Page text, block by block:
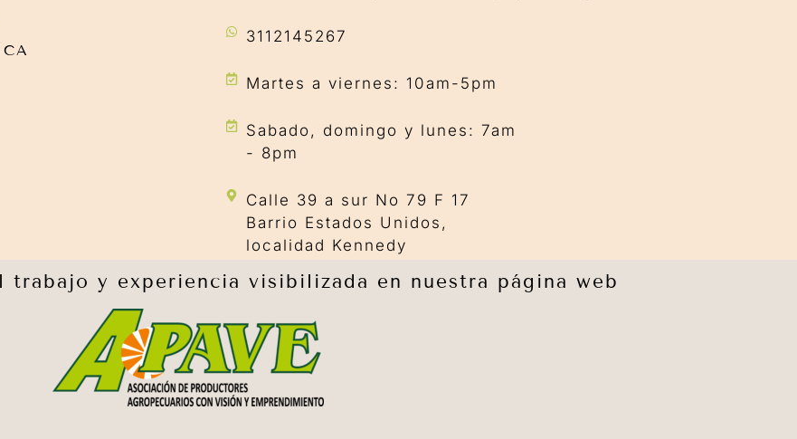
3112145267
Martes a viernes: 10am-5pm
Sabado, domingo y lunes: 7am
- 8pm
Calle 39 a sur No 79 F 17
Barrio Estados Unidos,
localidad Kennedy
trabajo y experiencia visibilizada en nuestra página web